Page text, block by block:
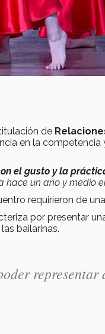
de
en la
el gusto y la
un año y medio
requirieron de una
por presentar
bailarinas.